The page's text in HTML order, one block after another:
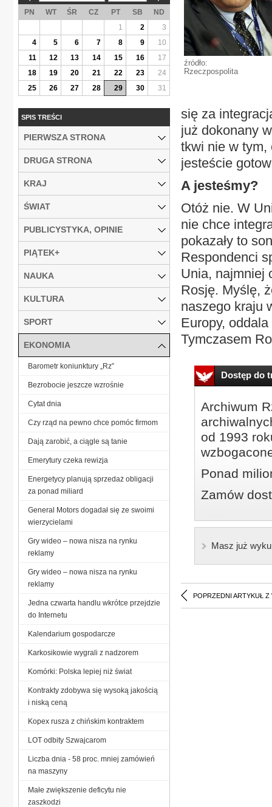
źródło:
Rzeczpospolita
się za
już dokonany
tkwi nie w tym,
jesteście
A jesteśmy?
Otóż nie. W
nie chce
pokazały to
Respondenci
Unia, najmniej
Rosję. Myślę,
naszego kraju
Europy,
Tymczasem
Dostęp do
Archiwum
od 1993
Ponad
Zamów
Masz już
POPRZEDNI ARTYKUŁ Z
PN WT ŚR CZ PT SB
ND
1
2
3
4
5 6 7 8 9
10
11
12 13 14 15 16
17
18
19 20 21 22 23
24
25
26 27 28 29 30 31
SPIS TREŚCI
PIERWSZA STRONA
DRUGA STRONA
KRAJ
ŚWIAT
PUBLICYSTYKA, OPINIE
PIĄTEK+
NAUKA
KULTURA
SPORT
EKONOMIA
Barometr koniunktury „Rz”
Bezrobocie jeszcze wzrośnie
Cytat dnia
Czy rząd na pewno chce pomóc firmom
Dają zarobić, a ciągle są tanie
Emerytury czeka rewizja
Energetycy planują sprzedaż obligacji
za ponad miliard
General Motors dogadał się ze swoimi
wierzycielami
Gry wideo – nowa nisza na rynku
reklamy
Gry wideo – nowa nisza na rynku
reklamy
Jedna czwarta handlu wkrótce przejdzie
do Internetu
Kalendarium gospodarcze
Karkosikowie wygrali z nadzorem
Komórki: Polska lepiej niż świat
Kontrakty zdobywa się wysoką jakością
i niską ceną
Kopex rusza z chińskim kontraktem
LOT odbity Szwajcarom
Liczba dnia - 58 proc. mniej zamówień
na maszyny
Małe zwiększenie deficytu nie
zaszkodzi